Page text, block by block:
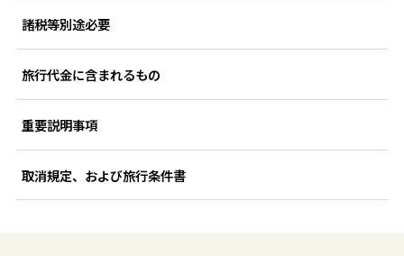
諸税等別途必要
旅行代金に含まれるもの
重要説明事項
取消規定、および旅行条件書